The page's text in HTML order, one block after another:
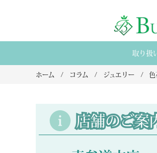
取り扱
ホーム コラム ジュエリー 色
店舗のご案